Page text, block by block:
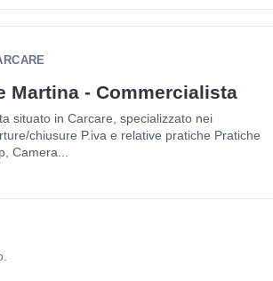
Martina - Commercialista
situato in Carcare, specializzato nei
chiusure P.iva e relative pratiche Pratiche
Camera...